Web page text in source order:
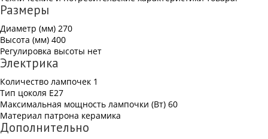
Размеры
Диаметр (мм) 270
Высота (мм) 400
Регулировка высоты нет
Электрика
Количество лампочек 1
Тип цоколя Е27
Максимальная мощность лампочки (Вт) 60
Материал патрона керамика
Дополнительно